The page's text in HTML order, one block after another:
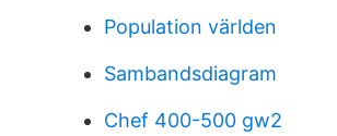
Population världen
Sambandsdiagram
Chef 400-500 gw2